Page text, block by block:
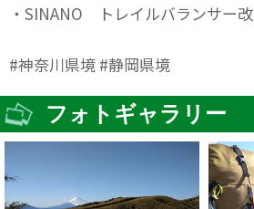
・SINANO トレイルバランサー改
#神奈川県境 #静岡県境
フォトギャラリー